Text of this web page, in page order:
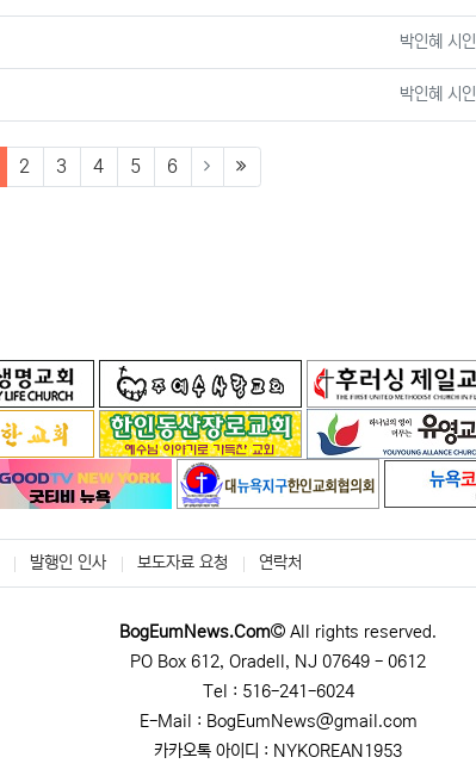
등록자
박인혜 시인
등록자
박인혜 시인
(current)
2 3 4 5 6
발행인 인사 보도자료 요청 연락처
BogEumNews.Com
All rights reserved.
PO Box 612, Oradell, NJ 07649 - 0612
Tel : 516-241-6024
E-Mail : BogEumNews@gmail.com
카카오톡 아이디 : NYKOREAN1953